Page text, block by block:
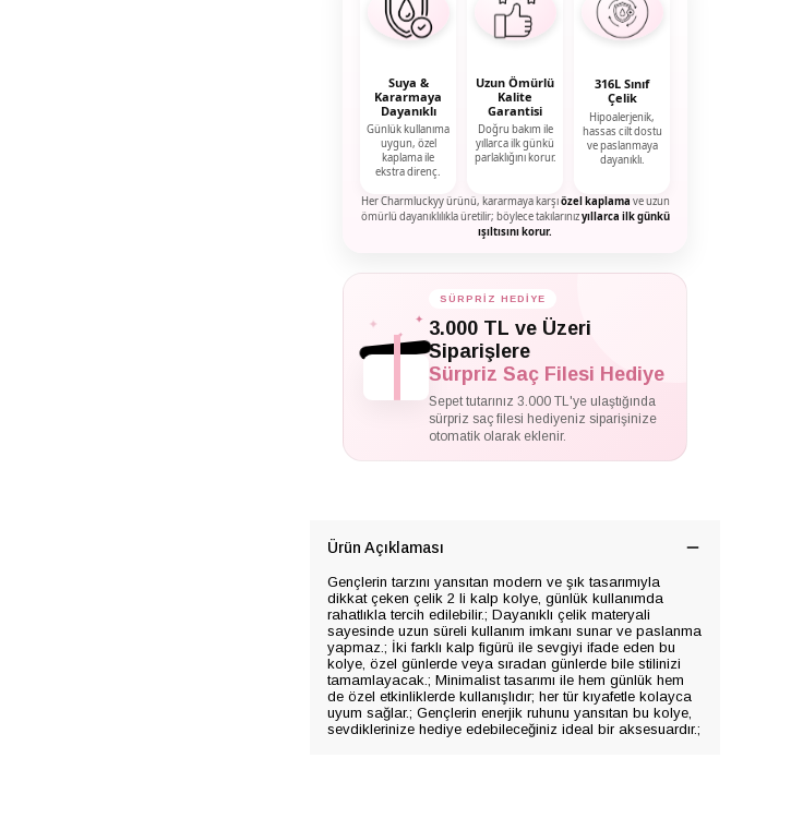
Suya &
Kararmaya
Dayanıklı
Günlük kullanıma
uygun, özel
kaplama ile
ekstra direnç.
Uzun Ömürlü
Kalite
Garantisi
Doğru bakım ile
yıllarca ilk günkü
parlaklığını korur.
316L Sınıf
Çelik
Hipoalerjenik,
hassas cilt dostu
ve paslanmaya
dayanıklı.
Her Charmluckyy ürünü, kararmaya karşıözel kaplama ve uzun
ömürlü dayanıklılıkla üretilir; böylece takılarınızyıllarca ilk günkü
ışıltısını korur.
✦ ✦
✦
SÜRPRİZ HEDİYE
3.000 TL ve Üzeri
Siparişlere
Sürpriz Saç Filesi Hediye
Sepet tutarınız 3.000 TL'ye ulaştığında
sürpriz saç filesi hediyeniz siparişinize
otomatik olarak eklenir.
Ürün Açıklaması
Gençlerin tarzını yansıtan modern ve şık tasarımıyla
dikkat çeken çelik 2 li kalp kolye, günlük kullanımda
rahatlıkla tercih edilebilir.; Dayanıklı çelik materyali
sayesinde uzun süreli kullanım imkanı sunar ve paslanma
yapmaz.; İki farklı kalp figürü ile sevgiyi ifade eden bu
kolye, özel günlerde veya sıradan günlerde bile stilinizi
tamamlayacak.; Minimalist tasarımı ile hem günlük hem
de özel etkinliklerde kullanışlıdır; her tür kıyafetle kolayca
uyum sağlar.; Gençlerin enerjik ruhunu yansıtan bu kolye,
sevdiklerinize hediye edebileceğiniz ideal bir aksesuardır.;